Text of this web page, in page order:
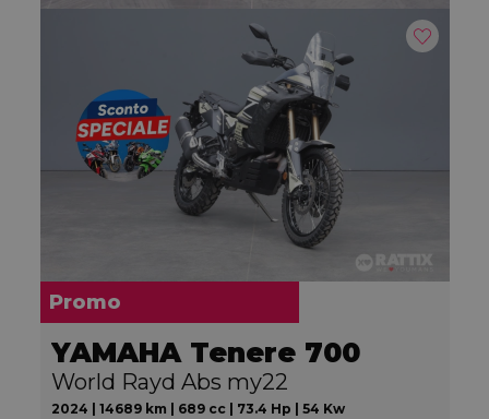
Promo
YAMAHA Tenere 700
World Rayd Abs my22
2024 | 14689 km | 689 cc | 73.4 Hp | 54 Kw